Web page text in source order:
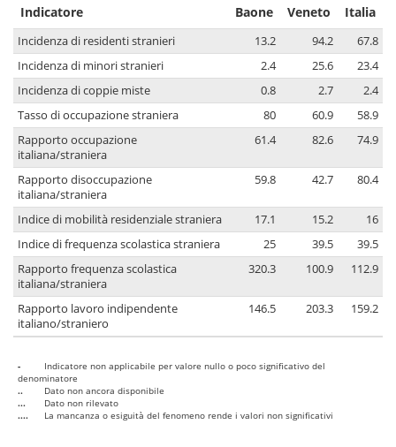
Indicatore Baone Veneto Italia
Incidenza di residenti stranieri 13.2 94.2
67.8
Incidenza di minori stranieri
2.4 25.6
23.4
Incidenza di coppie miste
0.8 2.7
2.4
Tasso di occupazione straniera
80 60.9
58.9
Rapporto occupazione
italiana/straniera
61.4 82.6 74.9
Rapporto disoccupazione
italiana/straniera
59.8 42.7 80.4
Indice di mobilità residenziale straniera 17.1 15.2
16
Indice di frequenza scolastica straniera
25 39.5
39.5
Rapporto frequenza scolastica
italiana/straniera
320.3 100.9 112.9
Rapporto lavoro indipendente
italiano/straniero
146.5 203.3 159.2
-
Indicatore non applicabile per valore nullo o poco significativo del
denominatore
..
Dato non ancora disponibile
...
Dato non rilevato
....
La mancanza o esiguità del fenomeno rende i valori non significativi